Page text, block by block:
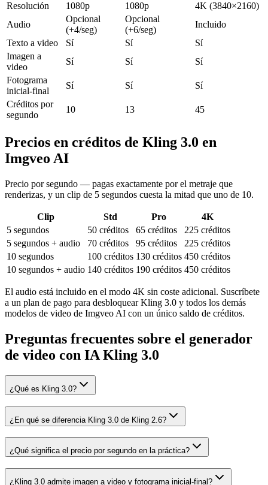
Resolución 1080p 1080p
4K (3840×2160)
Audio
Opcional
(+4/seg)
Opcional
(+6/seg)
Incluido
Texto a video
Sí Sí
Sí
Imagen a
video
Sí Sí
Sí
Fotograma
inicial-final
Sí Sí
Sí
Créditos por
segundo
10 13 45
Precios en créditos de Kling 3.0 en
Imgveo AI
Precio por segundo — pagas exactamente por el metraje que
renderizas, y un clip de 5 segundos cuesta la mitad que uno de 10.
Clip Std Pro
4K
5 segundos
50 créditos 65 créditos
225 créditos
5 segundos + audio
70 créditos 95 créditos
225 créditos
10 segundos
100 créditos 130 créditos 450 créditos
10 segundos + audio 140 créditos 190 créditos 450 créditos
El audio está incluido en el modo 4K sin coste adicional. Suscríbete
a un plan de pago para desbloquear Kling 3.0 y todos los demás
modelos de video de Imgveo AI con un único saldo de créditos.
Preguntas frecuentes sobre el generador
de video con IA Kling 3.0
¿Qué es Kling 3.0?
¿En qué se diferencia Kling 3.0 de Kling 2.6?
¿Qué significa el precio por segundo en la práctica?
¿Kling 3.0 admite imagen a video y fotograma inicial-final?